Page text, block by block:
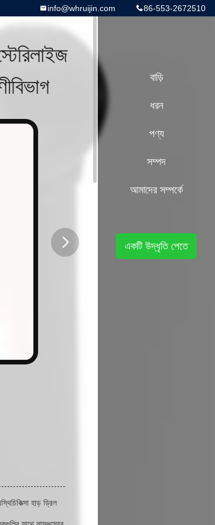
86-553-2672510
info@whruijin.com
হাড় ড্রিল
বাড়ি
ধরন
পণ্য
সম্পদ
আমাদের সম্পর্কে
একটি উদ্ধৃতি পেতে